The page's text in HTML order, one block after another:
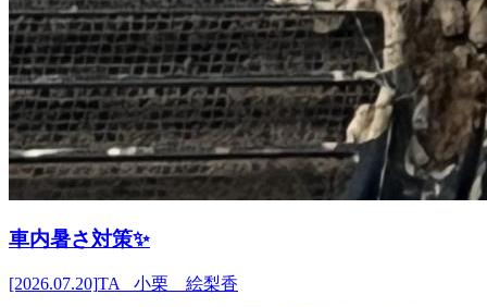
車内暑さ対策✨
[2026.07.20]TA 小栗 絵梨香